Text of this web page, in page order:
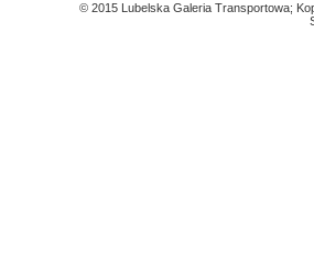
© 2015 Lubelska Galeria Transportowa;